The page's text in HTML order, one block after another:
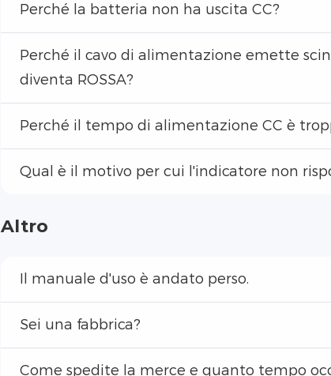
Perché la batteria non ha uscita CC?
Perché il cavo di alimentazione emette
diventa ROSSA?
Perché il tempo di alimentazione CC è
Qual è il motivo per cui l'indicatore non
Altro
Il manuale d'uso è andato perso.
Sei una fabbrica?
Come spedite la merce e quanto tempo